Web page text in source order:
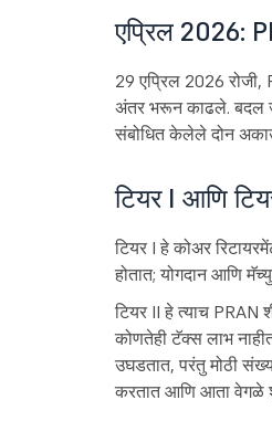
एप्रिल 2026:
29 एप्रिल 2026
अंतर भरून काढले. बदल
संबोधित केलेले दोन
टियर I आणि
टियर I हे कोअर
होतात; योगदान आणि
टियर II हे त्याच PRAN
कोणतेही टॅक्स लाभ
उघडतात, परंतु मोठी
करतात आणि आता वेगळे